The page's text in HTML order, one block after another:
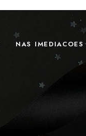
NAS IMEDIACOES